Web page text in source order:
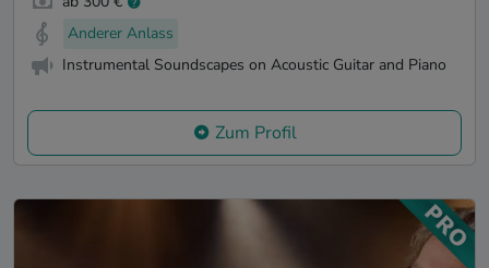
Anderer Anlass
Instrumental Soundscapes on Acoustic Guitar and Piano
Zum Profil